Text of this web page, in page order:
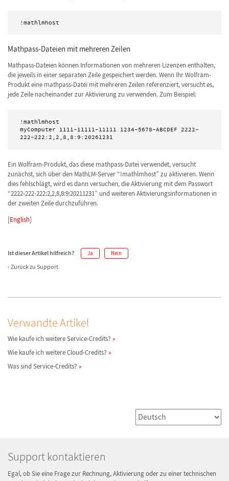
!mathlmhost
Mathpass-Dateien mit mehreren Zeilen
Mathpass-Dateien können Informationen von mehreren Lizenzen enthalten,
die jeweils in einer separaten Zeile gespeichert werden.Wenn Ihr Wolfram-
Produkt eine mathpass-Datei mit mehreren Zeilen referenziert, versucht es,
jede Zeile nacheinander zur Aktivierung zu verwenden. Zum Beispiel:
!mathlmhost
myComputer 1111-11111-11111 1234-5678-ABCDEF 2222-
222-222:2,2,8,8:9:20261231
Ein Wolfram-Produkt, das diese mathpass-Datei verwendet, versucht
zunächst, sich über den MathLM-Server “!mathlmhost” zu aktivieren. Wenn
dies fehlschlägt, wird es dann versuchen, die Aktivierung mit dem Passwort
“2222-222-222:2,2,8,8:9:20211231” und weiteren Aktivierungsinformationen in
der zweiten Zeile durchzuführen.
[English]
Ist dieser Artikel hilfreich? Ja Nein
Zurück zu Support
Verwandte Artikel
Wie kaufe ich weitere Service-Credits?
Wie kaufe ich weitere Cloud-Credits?
Was sind Service-Credits?
Support kontaktieren
Egal, ob Sie eine Frage zur Rechnung, Aktivierung oder zu einer technischen